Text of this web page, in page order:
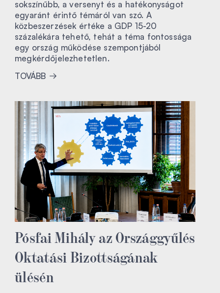
sokszínűbb, a versenyt és a hatékonyságot
egyaránt érintő témáról van szó. A
közbeszerzések értéke a GDP 15-20
százalékára tehető, tehát a téma fontossága
egy ország működése szempontjából
megkérdőjelezhetetlen.
TOVÁBB
Pósfai Mihály az Országgyűlés
Oktatási Bizottságának
ülésén